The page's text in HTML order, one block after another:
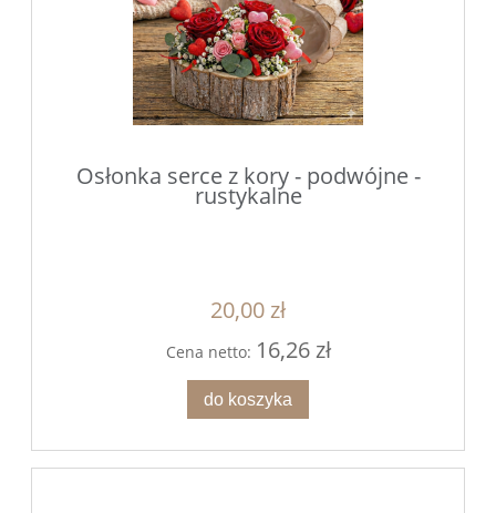
Osłonka serce z kory - podwójne -
rustykalne
20,00 zł
Cena netto: 16,26 zł
do koszyka